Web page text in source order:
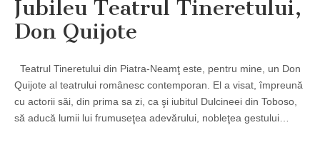
Jubileu Teatrul Tineretului,
Don Quijote
Teatrul Tineretului din Piatra-Neamţ este, pentru mine, un Don
Quijote al teatrului românesc contemporan. El a visat, împreună
cu actorii săi, din prima sa zi, ca şi iubitul Dulcineei din Toboso,
să aducă lumii lui frumuseţea adevărului, nobleţea gestului…